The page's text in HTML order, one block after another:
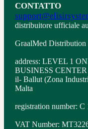
CONTATTO
distribuitore ufficiale
GraalMed Distribution
address: LEVEL 1
BUSINESS CENTER
il- Ballut (Zona
Malta
registration number: C
VAT Number: